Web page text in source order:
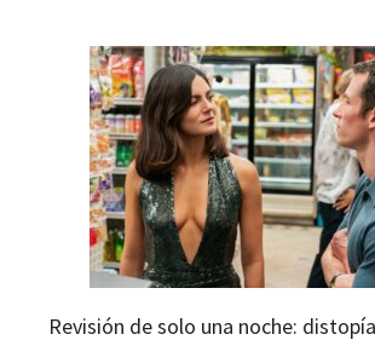
Revisión de solo una noche: